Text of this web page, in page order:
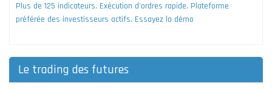
Plus de 125 indicateurs. Exécution d'ordres rapide. Plateforme
préférée des investisseurs actifs. Essayez la démo
Le trading des futures